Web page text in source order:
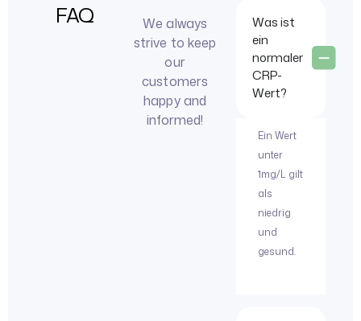
FAQ
We always
strive to keep
our
customers
happy and
informed!
Was ist
ein
normaler
CRP-
Wert?
Ein Wert
unter
1mg/L gilt
als
niedrig
und
gesund.